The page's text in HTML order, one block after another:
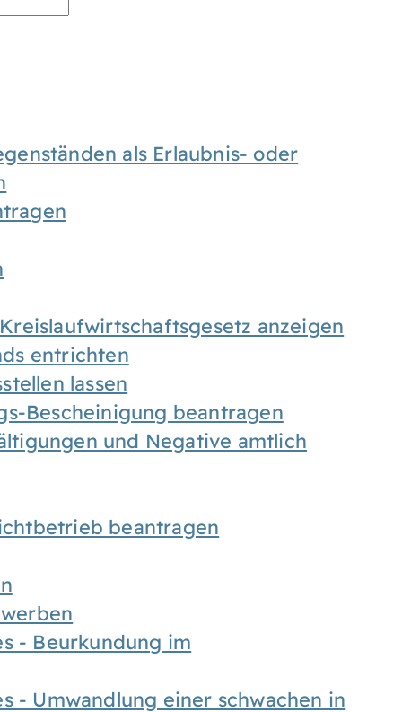
als Erlaubnis- oder
anzeigen
entrichten
lassen
Bescheinigung beantragen
und Negative amtlich
beantragen
- Beurkundung im
- Umwandlung einer schwachen in